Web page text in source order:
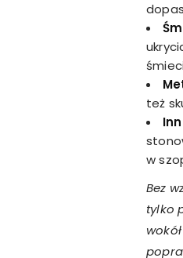
też
w
Bez
tylko